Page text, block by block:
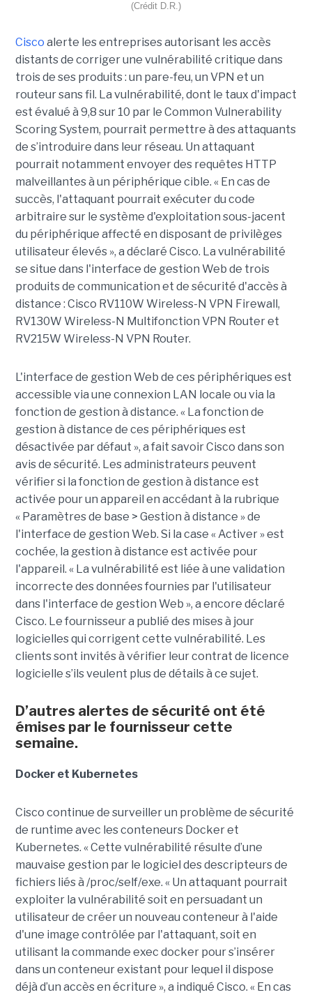
(Crédit D.R.)
Cisco alerte les entreprises autorisant les accès
distants de corriger une vulnérabilité critique dans
trois de ses produits : un pare-feu, un VPN et un
routeur sans fil. La vulnérabilité, dont le taux d'impact
est évalué à 9,8 sur 10 par le Common Vulnerability
Scoring System, pourrait permettre à des attaquants
de s’introduire dans leur réseau. Un attaquant
pourrait notamment envoyer des requêtes HTTP
malveillantes à un périphérique cible. « En cas de
succès, l'attaquant pourrait exécuter du code
arbitraire sur le système d'exploitation sous-jacent
du périphérique affecté en disposant de privilèges
utilisateur élevés », a déclaré Cisco. La vulnérabilité
se situe dans l'interface de gestion Web de trois
produits de communication et de sécurité d'accès à
distance : Cisco RV110W Wireless-N VPN Firewall,
RV130W Wireless-N Multifonction VPN Router et
RV215W Wireless-N VPN Router.
L'interface de gestion Web de ces périphériques est
accessible via une connexion LAN locale ou via la
fonction de gestion à distance. « La fonction de
gestion à distance de ces périphériques est
désactivée par défaut », a fait savoir Cisco dans son
avis de sécurité. Les administrateurs peuvent
vérifier si la fonction de gestion à distance est
activée pour un appareil en accédant à la rubrique
« Paramètres de base > Gestion à distance » de
l'interface de gestion Web. Si la case « Activer » est
cochée, la gestion à distance est activée pour
l'appareil. « La vulnérabilité est liée à une validation
incorrecte des données fournies par l'utilisateur
dans l'interface de gestion Web », a encore déclaré
Cisco. Le fournisseur a publié des mises à jour
logicielles qui corrigent cette vulnérabilité. Les
clients sont invités à vérifier leur contrat de licence
logicielle s’ils veulent plus de détails à ce sujet.
D’autres alertes de sécurité ont été
émises par le fournisseur cette
semaine.
Docker et Kubernetes
Cisco continue de surveiller un problème de sécurité
de runtime avec les conteneurs Docker et
Kubernetes. « Cette vulnérabilité résulte d’une
mauvaise gestion par le logiciel des descripteurs de
fichiers liés à /proc/self/exe. « Un attaquant pourrait
exploiter la vulnérabilité soit en persuadant un
utilisateur de créer un nouveau conteneur à l'aide
d'une image contrôlée par l'attaquant, soit en
utilisant la commande exec docker pour s’insérer
dans un conteneur existant pour lequel il dispose
déjà d’un accès en écriture », a indiqué Cisco. « En cas